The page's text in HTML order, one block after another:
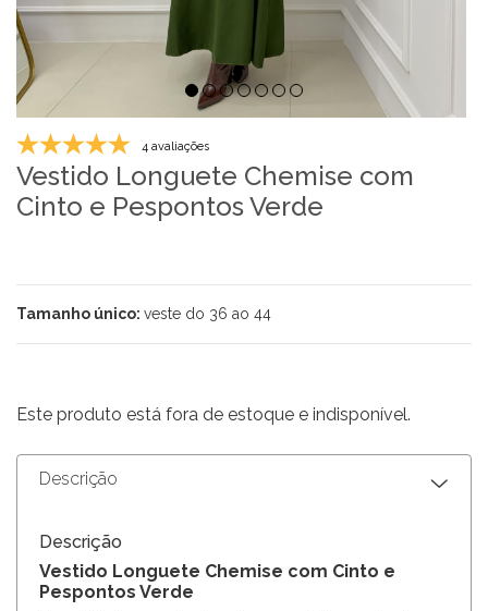
4 avaliações
Vestido Longuete Chemise com
Cinto e Pespontos Verde
Tamanho único: veste do 36 ao 44
Este produto está fora de estoque e indisponível.
Descrição
Descrição
Vestido Longuete Chemise com Cinto e
Pespontos Verde